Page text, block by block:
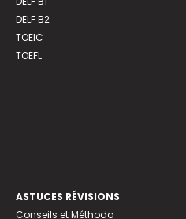
DELF B2
TOEIC
TOEFL
ASTUCES RÉVISIONS
Conseils et Méthodo